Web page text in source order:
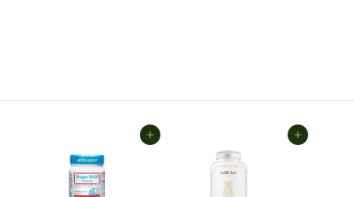
加入購物車 加入購物車